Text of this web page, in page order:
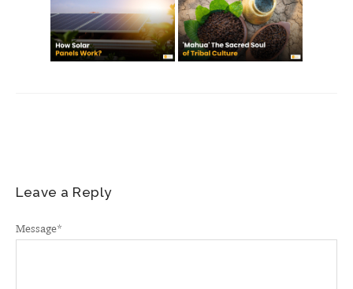
Leave a Reply
Message*